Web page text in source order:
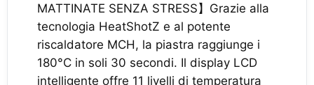
MATTINATE SENZA STRESS】Grazie alla
tecnologia HeatShotZ e al potente
riscaldatore MCH, la piastra raggiunge i
180°C in soli 30 secondi. Il display LCD
intelligente offre 11 livelli di temperatura